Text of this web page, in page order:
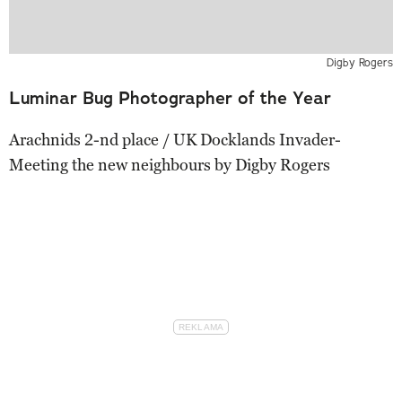
Digby Rogers
Luminar Bug Photographer of the Year
Arachnids 2-nd place / UK Docklands Invader-
Meeting the new neighbours by Digby Rogers